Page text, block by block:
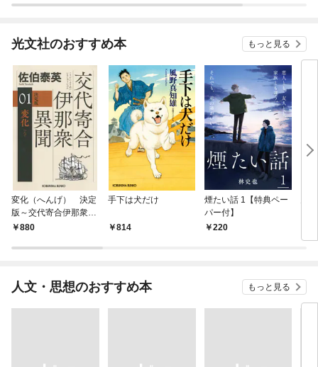
光文社のおすすめ本 もっと見る
変化（へんげ） 決定
版～交代寄合伊那衆異
聞（1）～
880
手下は犬だけ
814
煙たい話 1【特典ペー
パー付】
220
人文・思想のおすすめ本 もっと見る